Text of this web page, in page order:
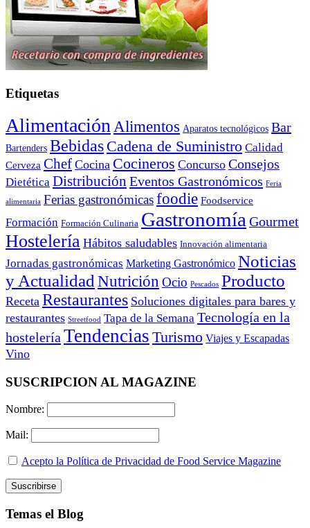
Etiquetas
Alimentación Alimentos Aparatos tecnológicos Bar
Bartenders Bebidas Cadena de Suministro Calidad
Cerveza Chef Cocina Cocineros Concurso Consejos
Dietética Distribución Eventos Gastronómicos Feria
alimentaria Ferias gastronómicasfoodie Foodservice
Formación Formación Culinaria Gastronomía Gourmet
Hostelería Hábitos saludables Innovación alimentaria
Jornadas gastronómicas Marketing Gastronómico Noticias
y Actualidad Nutrición Ocio Pescados Producto
Receta Restaurantes Soluciones digitales para bares y
restaurantes Streetfood Tapa de la Semana Tecnología en la
hostelería Tendencias Turismo Viajes y Escapadas
Vino
SUSCRIPCION AL MAGAZINE
Nombre:
Mail:
Acepto la Política de Privacidad de Food Service Magazine
Temas el Blog